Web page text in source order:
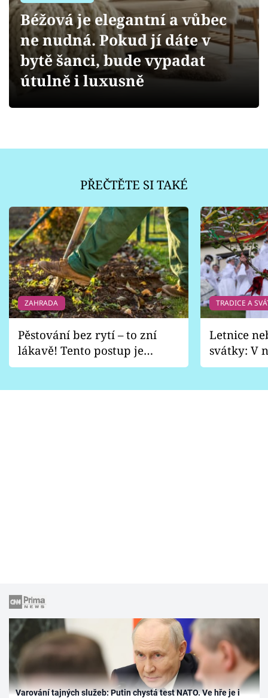
Přihlášení
Sledujte nás
Béžová je elegantní a vůbec
ne nudná. Pokud jí dáte v
bytě šanci, bude vypadat
útulně i luxusně
PŘEČTĚTE SI TAKÉ
ZAHRADA
Pěstování bez rytí – to zní
lákavě! Tento postup je
vhodný jen pro některé
TRADICE A
Letnice
svátky: V
pondělí
Varování tajných služeb: Putin chystá test NATO. Ve hře je i